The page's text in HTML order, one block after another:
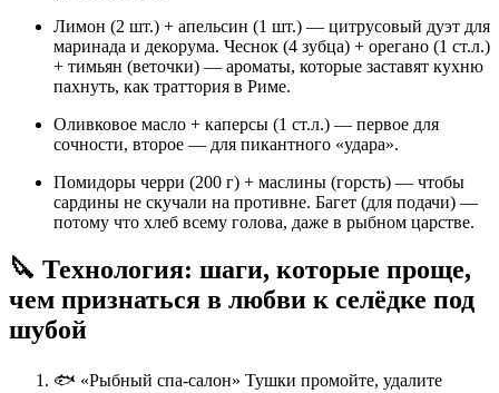
Лимон (2 шт.) + апельсин (1 шт.) — цитрусовый дуэт для
маринада и декорума. Чеснок (4 зубца) + орегано (1 ст.л.)
+ тимьян (веточки) — ароматы, которые заставят кухню
пахнуть, как траттория в Риме.
Оливковое масло + каперсы (1 ст.л.) — первое для
сочности, второе — для пикантного «удара».
Помидоры черри (200 г) + маслины (горсть) — чтобы
сардины не скучали на противне. Багет (для подачи) —
потому что хлеб всему голова, даже в рыбном царстве.
🔪 Технология: шаги, которые проще,
чем признаться в любви к селёдке под
шубой
🐟 «Рыбный спа-салон» Тушки промойте, удалите